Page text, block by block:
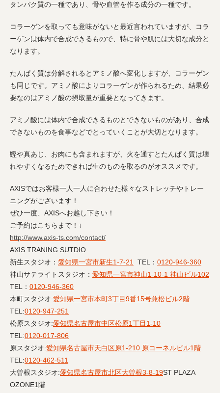
タンパク質の一種であり、骨や血管を作る成分の一種です。
コラーゲンを取っても意味がないと最近言われていますが、コラ
ーゲンは体内で合成できるもので、特に骨や肌には大切な成分と
なります。
たんぱく質は分解されるとアミノ酸へ変化しますが、コラーゲン
も同じです。アミノ酸によりコラーゲンが作られるため、結果必
要なのはアミノ酸の摂取量が重要となってきます。
アミノ酸には体内で合成できるものとできないものがあり、合成
できないものを食事などでとっていくことが大切となります。
鰹や真あじ、お肉にも含まれますが、火を通すとたんぱく質は壊
れやすくなるためできれば生のものを取るのがオススメです。
AXISではお客様一人一人に合わせた様々なストレッチやトレー
ニングがございます！
ぜひ一度、AXISへお越し下さい！
ご予約はこちらまで！↓
http://www.axis-ts.com/contact/
AXIS TRANING SUTDIO
新生スタジオ： 愛知県一宮市新生1-7-21 TEL： 0120-946-360
神山サテライトスタジオ： 愛知県一宮市神山1-10-1 神山ビル102
TEL： 0120-946-360
本町スタジオ:愛知県一宮市本町3丁目9番15号兼松ビル2階
TEL:0120-947-251
松原スタジオ:愛知県名古屋市中区松原1丁目1-10
TEL:0120-017-806
原スタジオ:愛知県名古屋市天白区原1-210 原コーネルビル1階
TEL:0120-462-511
大曽根スタジオ:愛知県名古屋市北区大曽根3-8-19ST PLAZA
OZONE1階